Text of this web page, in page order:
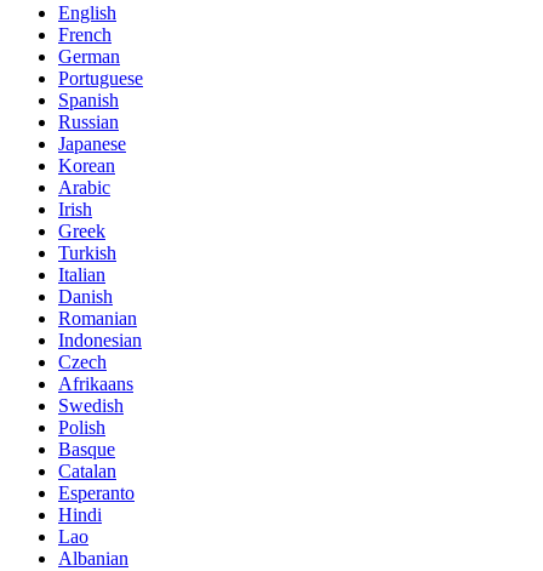
English
French
German
Portuguese
Spanish
Russian
Japanese
Korean
Arabic
Irish
Greek
Turkish
Italian
Danish
Romanian
Indonesian
Czech
Afrikaans
Swedish
Polish
Basque
Catalan
Esperanto
Hindi
Lao
Albanian